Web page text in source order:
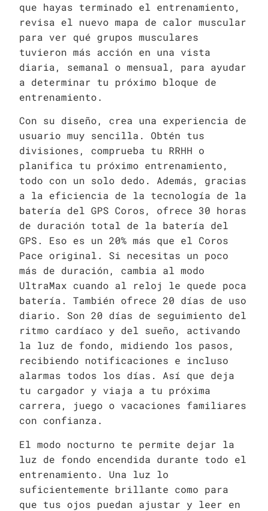
que hayas terminado el entrenamiento,
revisa el nuevo mapa de calor muscular
para ver qué grupos musculares
tuvieron más acción en una vista
diaria, semanal o mensual, para ayudar
a determinar tu próximo bloque de
entrenamiento.
Con su diseño, crea una experiencia de
usuario muy sencilla. Obtén tus
divisiones, comprueba tu RRHH o
planifica tu próximo entrenamiento,
todo con un solo dedo. Además, gracias
a la eficiencia de la tecnología de la
batería del GPS Coros, ofrece 30 horas
de duración total de la batería del
GPS. Eso es un 20% más que el Coros
Pace original. Si necesitas un poco
más de duración, cambia al modo
UltraMax cuando al reloj le quede poca
batería. También ofrece 20 días de uso
diario. Son 20 días de seguimiento del
ritmo cardíaco y del sueño, activando
la luz de fondo, midiendo los pasos,
recibiendo notificaciones e incluso
alarmas todos los días. Así que deja
tu cargador y viaja a tu próxima
carrera, juego o vacaciones familiares
con confianza.
El modo nocturno te permite dejar la
luz de fondo encendida durante todo el
entrenamiento. Una luz lo
suficientemente brillante como para
que tus ojos puedan ajustar y leer en